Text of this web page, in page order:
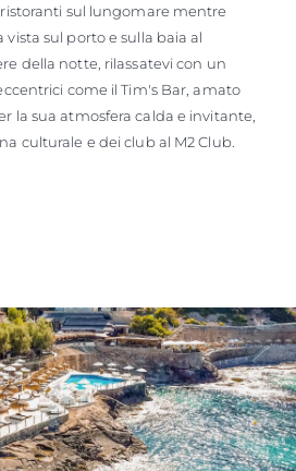
sul lungomare mentre
sul porto e sulla baia al
della notte, rilassatevi con un
come il Tim's Bar, amato
la sua atmosfera calda e invitante,
culturale e dei club al M2 Club.